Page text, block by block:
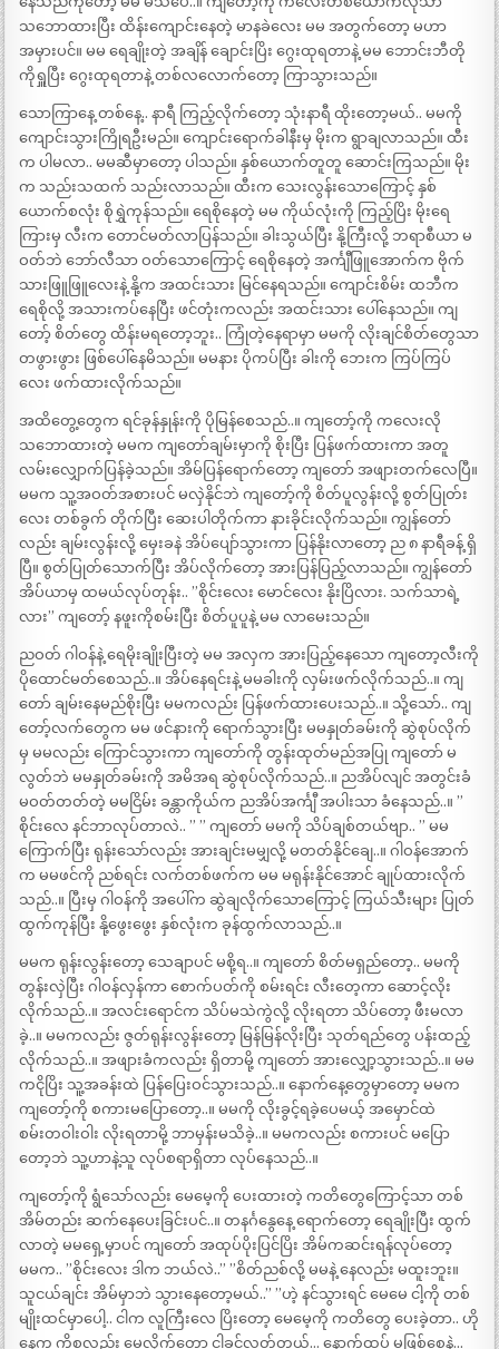
သဘောထားပြီး ထိန်းကျောင်းနေတဲ့ မာနခဲလေး မမ အတွက်တော့ မဟာ
အမှားပင်။ မမ ရေချိုးတဲ့ အချိန် ချောင်းပြိး ဂွေးထုရတာနဲ့ မမ ဘောင်းဘီတို
ကိုရှူပြီး ဂွေးထုရတာနဲ့ တစ်လလောက်တော့ ကြာသွားသည်။
သောကြာနေ့ တစ်နေ့.. နာရီ ကြည့်လိုက်တော့ သုံးနာရီ ထိုးတော့မယ်.. မမကို
ကျောင်းသွားကြိုရဦးမည်။ ကျောင်းရောက်ခါနီးမှ မိုးက ရွာချလာသည်။ ထီး
က ပါမလာ.. မမဆီမှာတော့ ပါသည်။ နှစ်ယောက်တူတူ ဆောင်းကြသည်။ မိုး
က သည်းသထက် သည်းလာသည်။ ထီးက သေးလွန်းသောကြောင့် နှစ်
ယောက်စလုံး စိုရွှဲကုန်သည်။ ရေစိုနေတဲ့ မမ ကိုယ်လုံးကို ကြည့်ပြိး မိုးရေ
ကြားမှ လီးက တောင်မတ်လာပြန်သည်။ ခါးသွယ်ပြီး နို့ကြီးလို့ ဘရာစီယာ မ
ဝတ်ဘဲ ဘော်လီသာ ဝတ်သောကြောင့် ရေစိုနေတဲ့ အင်္ကျီဖြူအောက်က ဗိုက်
သားဖြူဖြူလေးနဲ့ နို့က အထင်းသား မြင်နေရသည်။ ကျောင်းစိမ်း ထဘီက
ရေစိုလို့ အသားကပ်နေပြီး ဖင်တုံးကလည်း အထင်းသား ပေါ်နေသည်။ ကျ
တော့် စိတ်တွေ ထိန်းမရတော့ဘူး.. ကြုံတဲ့နေရာမှာ မမကို လိုးချင်စိတ်တွေသာ
တဖွားဖွား ဖြစ်ပေါ်နေမိသည်။ မမနား ပိုကပ်ပြီး ခါးကို ဘေးက ကြပ်ကြပ်
လေး ဖက်ထားလိုက်သည်။
အထိတွေ့တွေက ရင်ခုန်နှုန်းကို ပိုမြန်စေသည်..။ ကျတော့်ကို ကလေးလို
သဘောထားတဲ့ မမက ကျတော်ချမ်းမှာကို စိုးပြီး ပြန်ဖက်ထားကာ အတူ
လမ်းလျှောက်ပြန်ခဲ့သည်။ အိမ်ပြန်ရောက်တော့ ကျတော် အဖျားတက်လေပြီ။
မမက သူ့အဝတ်အစားပင် မလှဲနိုင်ဘဲ ကျတော့်ကို စိတ်ပူလွန်းလို့ စွတ်ပြုတ်း
လေး တစ်ခွက် တိုက်ပြီး ဆေးပါတိုက်ကာ နားခိုင်းလိုက်သည်။ ကျွန်တော်
လည်း ချမ်းလွန်းလို့ မှေးခနဲ အိပ်ပျော်သွားကာ ပြန်နိုးလာတော့ ည ၈ နာရီခန့် ရှိ
ပြီ။ စွတ်ပြုတ်သောက်ပြီး အိပ်လိုက်တော့ အားပြန်ပြည့်လာသည်။ ကျွန်တော်
အိပ်ယာမှ ထမယ်လုပ်တုန်း.. ”စိုင်းလေး မောင်လေး နိုးပြိလား. သက်သာရဲ့
လား” ကျတော့် နဖူးကိုစမ်းပြီး စိတ်ပူပူနဲ့ မမ လာမေးသည်။
ညဝတ် ဂါဝန်နဲ့ ရေမိုးချိုးပြီးတဲ့ မမ အလှက အားပြည့်နေသော ကျတော့လီးကို
ပိုထောင်မတ်စေသည်..။ အိပ်နေရင်းနဲ့ မမခါးကို လှမ်းဖက်လိုက်သည်..။ ကျ
တော် ချမ်းနေမည်စိုးပြီး မမကလည်း ပြန်ဖက်ထားပေးသည်..။ သို့သော်.. ကျ
တော့်လက်တွေက မမ ဖင်နားကို ရောက်သွားပြီး မမနှုတ်ခမ်းကို ဆွဲစုပ်လိုက်
မှ မမလည်း ကြောင်သွားကာ ကျတော်ကို တွန်းထုတ်မည်အပြု ကျတော် မ
လွတ်ဘဲ မမနှုတ်ခမ်းကို အမိအရ ဆွဲစုပ်လိုက်သည်..။ ညအိပ်လျင် အတွင်းခံ
မဝတ်တတ်တဲ့ မမငြိမ်း ခန္တာကိုယ်က ညအိပ်အင်္ကျီ အပါးသာ ခံနေသည်..။ ”
စိုင်းလေ နင်ဘာလုပ်တာလဲ.. ” ” ကျတော် မမကို သိပ်ချစ်တယ်ဗျာ.. ” မမ
ကြောက်ပြီး ရုန်းသော်လည်း အားချင်းမမျှလို့ မတတ်နိုင်ချေ..။ ဂါဝန်အောက်
က မမဖင်ကို ညစ်ရင်း လက်တစ်ဖက်က မမ မရုန်းနိုင်အောင် ချုပ်ထားလိုက်
သည်..။ ပြီးမှ ဂါဝန်ကို အပေါ်က ဆွဲချလိုက်သောကြောင့် ကြယ်သီးများ ပြုတ်
ထွက်ကုန်ပြီး နို့ဖွေးဖွေး နှစ်လုံးက ခုန်ထွက်လာသည်..။
မမက ရုန်းလွန်းတော့ သေချာပင် မစို့ရ..။ ကျတော် စိတ်မရှည်တော့.. မမကို
တွန်းလှဲပြီး ဂါဝန်လှန်ကာ စောက်ပတ်ကို စမ်းရင်း လီးတေ့ကာ ဆောင့်လိုး
လိုက်သည်..။ အလင်းရောင်က သိပ်မသဲကွဲလို့ လိုးရတာ သိပ်တော့ ဖီးမလာ
ခဲ့..။ မမကလည်း ဇွတ်ရုန်းလွန်းတော့ မြန်မြန်လိုးပြီး သုတ်ရည်တွေ ပန်းထည့်
လိုက်သည်..။ အဖျားခံကလည်း ရှိတာမို့ ကျတော် အားလျှော့သွားသည်..။ မမ
ကငိုပြိး သူ့အခန်းထဲ ပြန်ပြေးဝင်သွားသည်..။ နောက်နေ့တွေမှာတော့ မမက
ကျတော့်ကို စကားမပြောတော့..။ မမကို လိုးခွင့်ရခဲ့ပေမယ့် အမှောင်ထဲ
စမ်းတဝါးဝါး လိုးရတာမို့ ဘာမှန်းမသိခဲ့..။ မမကလည်း စကားပင် မပြော
တော့ဘဲ သူ့ဟာနဲ့သူ လုပ်စရာရှိတာ လုပ်နေသည်..။
ကျတော့်ကို ရွံသော်လည်း မေမေ့ကို ပေးထားတဲ့ ကတိတွေကြောင့်သာ တစ်
အိမ်တည်း ဆက်နေပေးခြင်းပင်..။ တနင်္ဂနွေနေ့ ရောက်တော့ ရေချိုးပြီး ထွက်
လာတဲ့ မမရှေ့မှာပင် ကျတော် အထုပ်ပိုးပြင်ပြိး အိမ်ကဆင်းရန်လုပ်တော့
မမက.. ”စိုင်းလေး ဒါက ဘယ်လဲ..” ”စိတ်ညစ်လို့ မမနဲ့ နေလည်း မထူးဘူး။
သူငယ်ချင်း အိမ်မှာဘဲ သွားနေတော့မယ်..” ”ဟဲ့ နင်သွားရင် မေမေ ငါ့ကို တစ်
မျိုးထင်မှာပေါ့.. ငါက လူကြီးလေ ပြိးတော့ မေမေ့ကို ကတိတွေ ပေးခဲ့တာ.. ဟို
နေ့က ကိစ္စလည်း မေ့လိုက်တော့ ငါခွင့်လွတ်တယ်… နောက်ထပ် မဖြစ်စေနဲ့…